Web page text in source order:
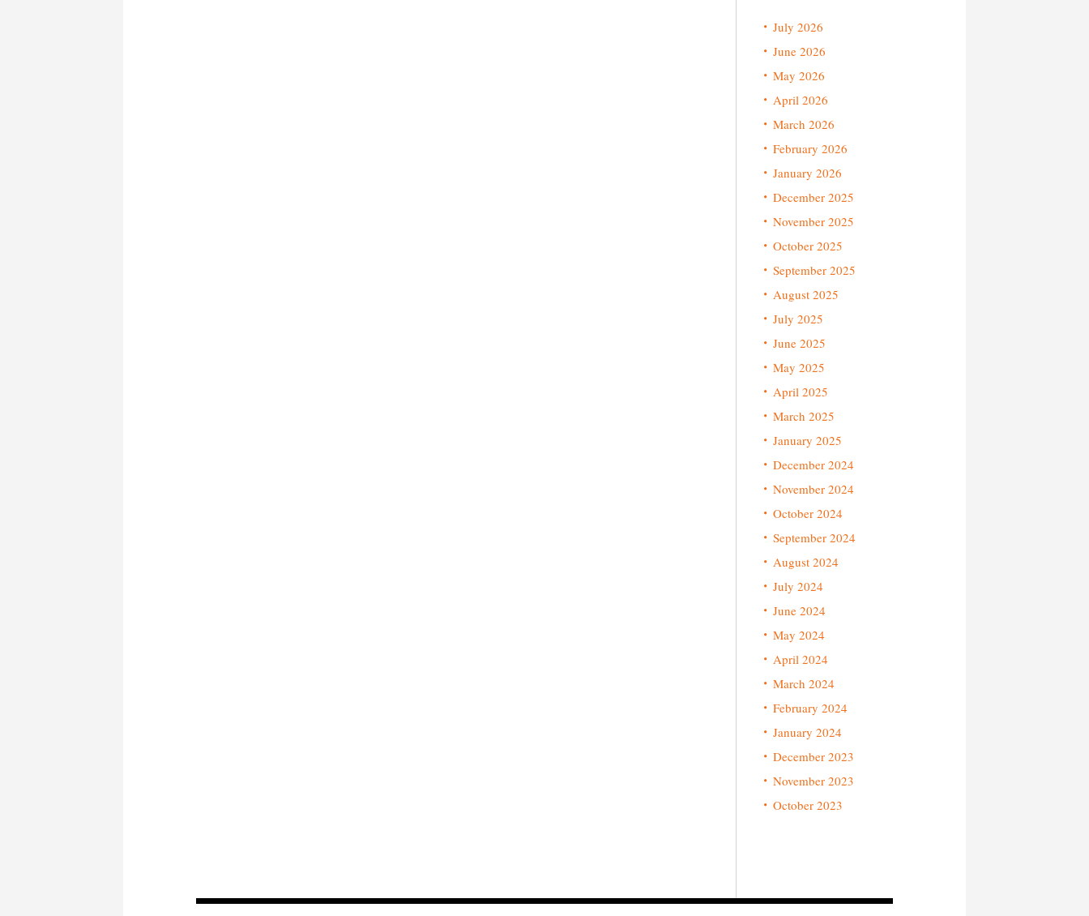
July 2026
June 2026
May 2026
April 2026
March 2026
February 2026
January 2026
December 2025
November 2025
October 2025
September 2025
August 2025
July 2025
June 2025
May 2025
April 2025
March 2025
January 2025
December 2024
November 2024
October 2024
September 2024
August 2024
July 2024
June 2024
May 2024
April 2024
March 2024
February 2024
January 2024
December 2023
November 2023
October 2023